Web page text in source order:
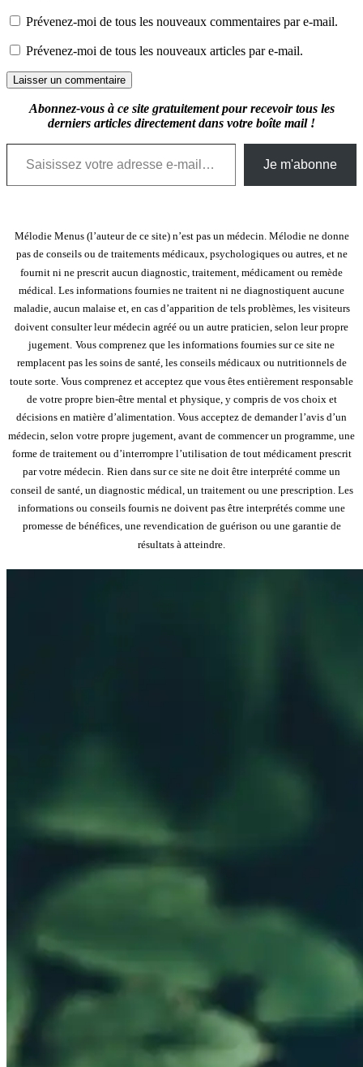
Prévenez-moi de tous les nouveaux commentaires par e-mail.
Prévenez-moi de tous les nouveaux articles par e-mail.
Abonnez-vous à ce site gratuitement pour recevoir tous les
derniers articles directement dans votre boîte mail !
Saisissez votre adresse e-mail…
Je m'abonne
Mélodie Menus (l’auteur de ce site) n’est pas un médecin. Mélodie ne donne
pas de conseils ou de traitements médicaux, psychologiques ou autres, et ne
fournit ni ne prescrit aucun diagnostic, traitement, médicament ou remède
médical. Les informations fournies ne traitent ni ne diagnostiquent aucune
maladie, aucun malaise et, en cas d’apparition de tels problèmes, les visiteurs
doivent consulter leur médecin agréé ou un autre praticien, selon leur propre
jugement. Vous comprenez que les informations fournies sur ce site ne
remplacent pas les soins de santé, les conseils médicaux ou nutritionnels de
toute sorte. Vous comprenez et acceptez que vous êtes entièrement responsable
de votre propre bien-être mental et physique, y compris de vos choix et
décisions en matière d’alimentation. Vous acceptez de demander l’avis d’un
médecin, selon votre propre jugement, avant de commencer un programme, une
forme de traitement ou d’interrompre l’utilisation de tout médicament prescrit
par votre médecin. Rien dans sur ce site ne doit être interprété comme un
conseil de santé, un diagnostic médical, un traitement ou une prescription. Les
informations ou conseils fournis ne doivent pas être interprétés comme une
promesse de bénéfices, une revendication de guérison ou une garantie de
résultats à atteindre.